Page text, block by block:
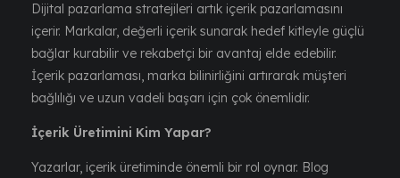
Dijital pazarlama stratejileri artık içerik pazarlamasını
içerir. Markalar, değerli içerik sunarak hedef kitleyle güçlü
bağlar kurabilir ve rekabetçi bir avantaj elde edebilir.
İçerik pazarlaması, marka bilinirliğini artırarak müşteri
bağlılığı ve uzun vadeli başarı için çok önemlidir.
İçerik Üretimini Kim Yapar?
Yazarlar, içerik üretiminde önemli bir rol oynar. Blog